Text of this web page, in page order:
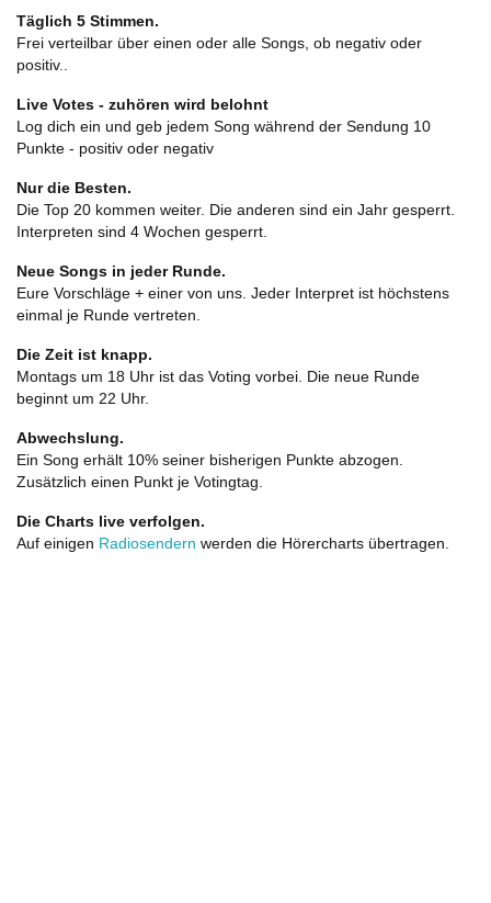
Täglich 5 Stimmen.
Frei verteilbar über einen oder alle Songs, ob negativ oder
positiv..
Live Votes - zuhören wird belohnt
Log dich ein und geb jedem Song während der Sendung 10
Punkte - positiv oder negativ
Nur die Besten.
Die Top 20 kommen weiter. Die anderen sind ein Jahr gesperrt.
Interpreten sind 4 Wochen gesperrt.
Neue Songs in jeder Runde.
Eure Vorschläge + einer von uns. Jeder Interpret ist höchstens
einmal je Runde vertreten.
Die Zeit ist knapp.
Montags um 18 Uhr ist das Voting vorbei. Die neue Runde
beginnt um 22 Uhr.
Abwechslung.
Ein Song erhält 10% seiner bisherigen Punkte abzogen.
Zusätzlich einen Punkt je Votingtag.
Die Charts live verfolgen.
Auf einigen Radiosendern werden die Hörercharts übertragen.